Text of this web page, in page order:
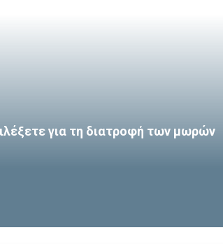
για τη διατροφή των μωρών